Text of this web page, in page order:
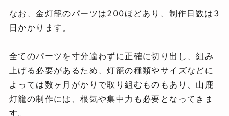
なお、金灯籠のパーツは200ほどあり、制作日数は3
日かかります。
全てのパーツを寸分違わずに正確に切り出し、組み
上げる必要があるため、灯籠の種類やサイズなどに
よっては数ヶ月がかりで取り組むものもあり、山鹿
灯籠の制作には、根気や集中力も必要となってきま
す。